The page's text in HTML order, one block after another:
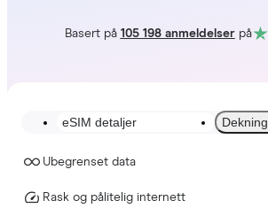
Basert på 105 198 anmeldelserpå
eSIM detaljer Dekning
Ubegrenset data
Rask og pålitelig internett